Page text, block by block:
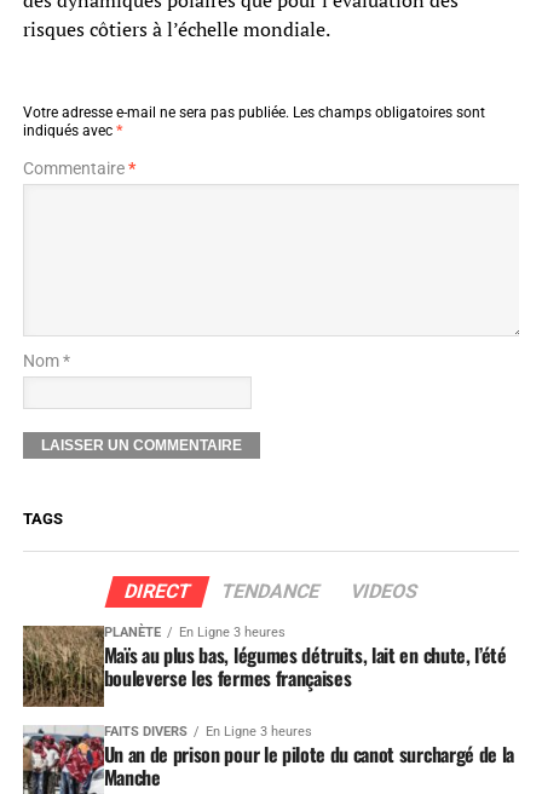
risques côtiers à l’échelle mondiale.
Votre adresse e-mail ne sera pas publiée. Les champs obligatoires sont
indiqués avec *
Commentaire*
Nom *
TAGS
DIRECT TENDANCE VIDEOS
PLANÈTE En Ligne 3 heures
Maïs au plus bas, légumes détruits, lait en chute, l’été
bouleverse les fermes françaises
FAITS DIVERS En Ligne 3 heures
Un an de prison pour le pilote du canot surchargé de la
Manche